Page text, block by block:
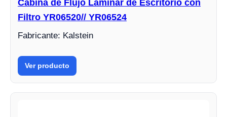
Cabina de Flujo Laminar de Escritorio con
Filtro YR06520// YR06524
Fabricante: Kalstein
Ver producto